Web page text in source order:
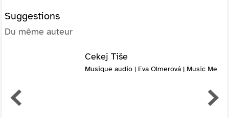
Suggestions
Du même auteur
Cekej Tiše
Musique audio | Eva Olmerová | Music Me